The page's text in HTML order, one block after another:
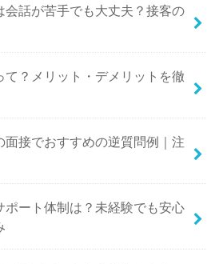
会話が苦手でも大丈夫？接客の
て？メリット・デメリットを徹
面接でおすすめの逆質問例｜注
ポート体制は？未経験でも安心